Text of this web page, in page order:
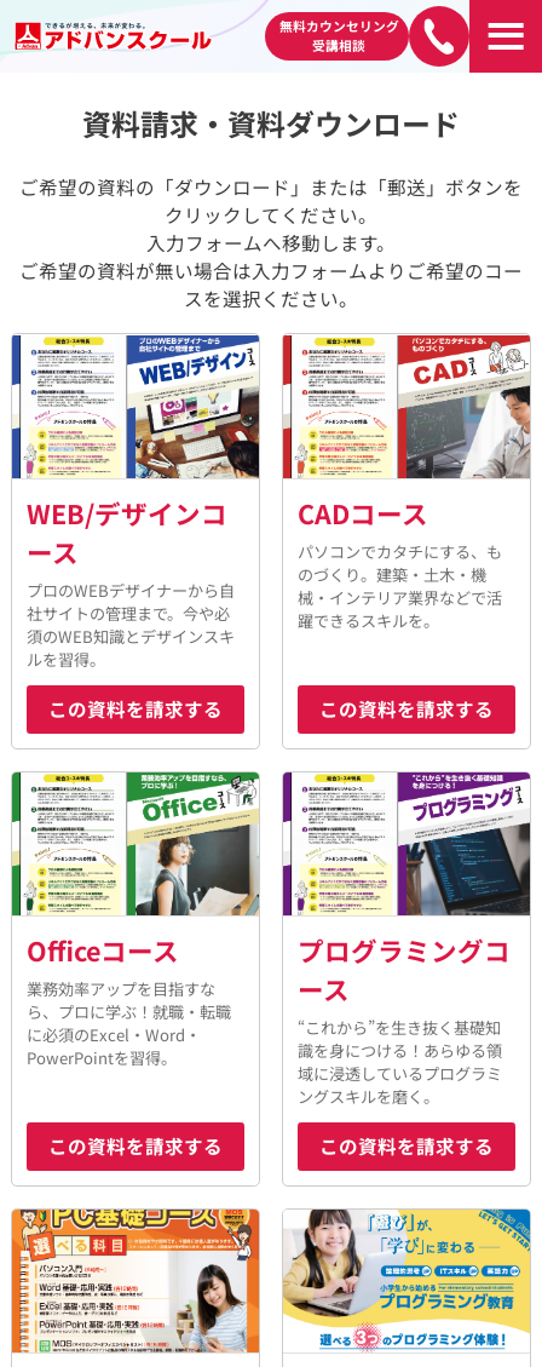
無料カウンセリング
受講相談
資料請求・資料ダウンロード
ご希望の資料の「ダウンロード」または「郵送」ボタンを
クリックしてください。
入力フォームへ移動します。
ご希望の資料が無い場合は入力フォームよりご希望のコー
スを選択ください。
WEB/デザインコ
ース
プロのWEBデザイナーから自
社サイトの管理まで。今や必
須のWEB知識とデザインスキ
ルを習得。
この資料を請求する
CADコース
パソコンでカタチにする、も
のづくり。建築・土木・機
械・インテリア業界などで活
躍できるスキルを。
この資料を請求する
Officeコース
業務効率アップを目指すな
ら、プロに学ぶ！就職・転職
に必須のExcel・Word・
PowerPointを習得。
この資料を請求する
プログラミングコ
ース
“これから”を生き抜く基礎知
識を身につける！あらゆる領
域に浸透しているプログラミ
ングスキルを磨く。
この資料を請求する